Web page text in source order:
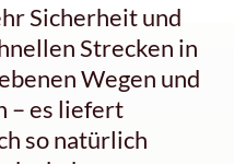
Sicherheit und
Strecken in
Wegen und
– es liefert
so natürlich